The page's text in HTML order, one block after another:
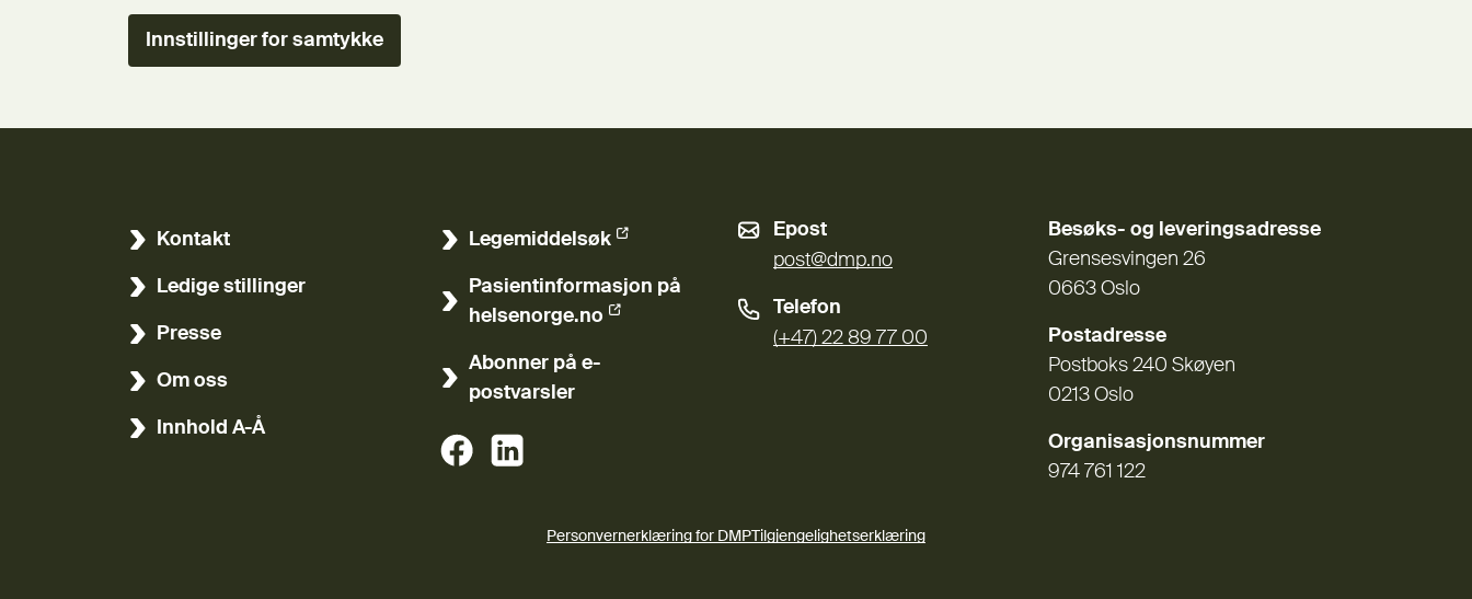
Innstillinger for samtykke
Kontakt
Ledige stillinger
Presse
Om oss
Innhold A-Å
Legemiddelsøk
(Ekstern lenke)
Pasientinformasjon på
helsenorge.no
(Ekstern lenke)
Abonner på e-
postvarsler
(Ekstern lenke)
Epost
post@dmp.no
Telefon
(+47) 22 89 77 00
Besøks- og leveringsadresse
Grensesvingen 26
0663 Oslo
Postadresse
Postboks 240 Skøyen
0213 Oslo
Organisasjonsnummer
974 761 122
Personvernerklæring for DMP Tilgjengelighetserklæring
(Ekstern lenke)